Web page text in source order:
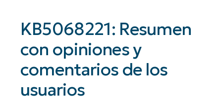
KB5068221: Resumen
con opiniones y
comentarios de los
usuarios